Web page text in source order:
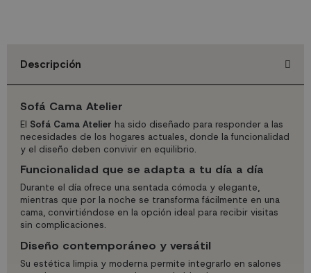
Descripción
Sofá Cama Atelier
El Sofá Cama Atelier ha sido diseñado para responder a las
necesidades de los hogares actuales, donde la funcionalidad
y el diseño deben convivir en equilibrio.
Funcionalidad que se adapta a tu día a día
Durante el día ofrece una sentada cómoda y elegante,
mientras que por la noche se transforma fácilmente en una
cama, convirtiéndose en la opción ideal para recibir visitas
sin complicaciones.
Diseño contemporáneo y versátil
Su estética limpia y moderna permite integrarlo en salones